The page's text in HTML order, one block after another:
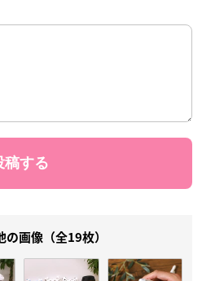
の画像（全19枚）